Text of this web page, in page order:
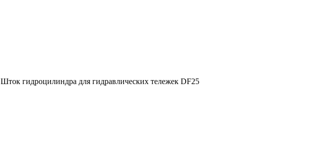
Шток гидроцилиндра для гидравлических тележек DF25